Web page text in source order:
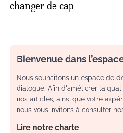
changer de cap
Bienvenue dans
Nous souhaitons un espace de
dialogue. Afin d'améliorer la
nos articles, ainsi que votre
nous vous invitons à consulter
Lire notre charte